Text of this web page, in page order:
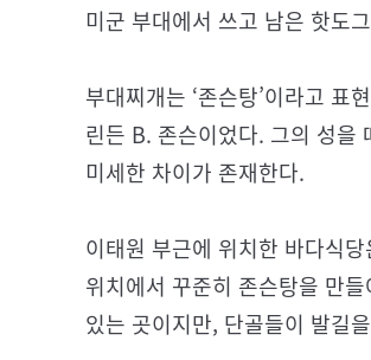
미군 부대에서 쓰고 남은 핫도
부대찌개는 ‘존슨탕’이라고 표
린든 B. 존슨이었다. 그의 성을
미세한 차이가 존재한다.
이태원 부근에 위치한 바다식
위치에서 꾸준히 존슨탕을 만
있는 곳이지만, 단골들이 발길